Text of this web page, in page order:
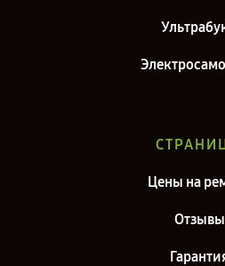
Цены на
Отзывы